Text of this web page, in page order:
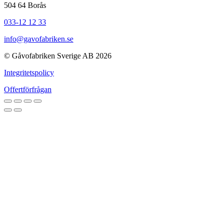
504 64 Borås
033-12 12 33
info@gavofabriken.se
© Gåvofabriken Sverige AB 2026
Integritetspolicy
Offertförfrågan